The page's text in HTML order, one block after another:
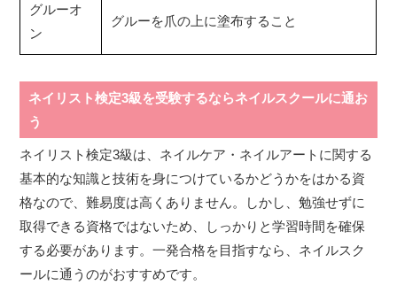
グルーオ
ン
グルーを爪の上に塗布すること
ネイリスト検定3級を受験するならネイルスクールに通お
う
ネイリスト検定3級は、ネイルケア・ネイルアートに関する
基本的な知識と技術を身につけているかどうかをはかる資
格なので、難易度は高くありません。しかし、勉強せずに
取得できる資格ではないため、しっかりと学習時間を確保
する必要があります。一発合格を目指すなら、ネイルスク
ールに通うのがおすすめです。